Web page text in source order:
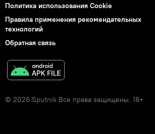
Политика использования Cookie
Правила применения рекомендательных
технологий
Обратная связь
© 2026 Sputnik Все права защищены. 18+